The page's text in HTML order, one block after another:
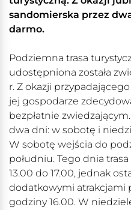
sandomierska przez
darmo.
Podziemna trasa
udostępniona została
r. Z okazji
jej gospodarze
bezpłatnie
dwa dni: w sobotę i
W sobotę wejścia do
południu. Tego dnia
13.00 do 17.00, jednak
dodatkowymi atrakcjami
godziny 16.00. W